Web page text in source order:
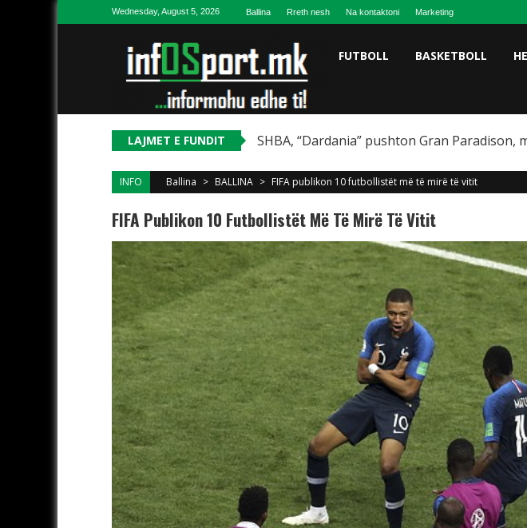
Skip to contentWednesday, August 5, 2026 Ballina Rreth nesh Na kontaktoni Marketing
FUTBOLL BASKETBOLL
LAJMET E FUNDIT SHBA, “Dardania” pushton Gran Paradison,
INFO Ballina > BALLINA > FIFA publikon 10 futbollistët më të mirë të vitit
FIFA Publikon 10 Futbollistët Më Të Mirë Të Vitit